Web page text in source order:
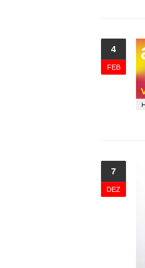
4
FEB
7
DEZ